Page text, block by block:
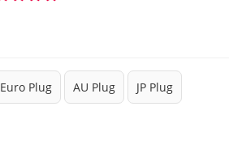
Euro Plug AU Plug JP Plug